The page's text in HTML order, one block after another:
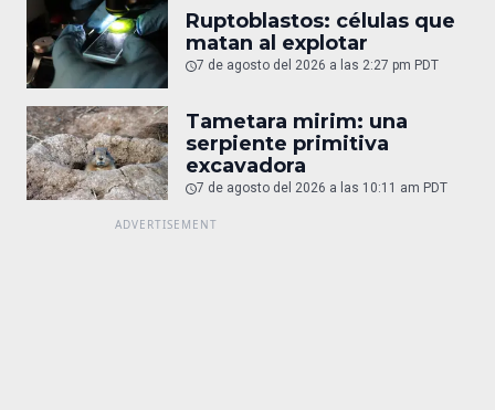
Ruptoblastos: células que
matan al explotar
7 de agosto del 2026 a las 2:27 pm PDT
Tametara mirim: una
serpiente primitiva
excavadora
7 de agosto del 2026 a las 10:11 am PDT